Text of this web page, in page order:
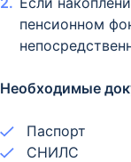
пенсионном
Необходимые
Паспорт​
СНИЛС​